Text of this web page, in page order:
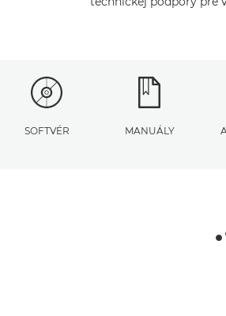
SOFTVÉR MANUÁLY